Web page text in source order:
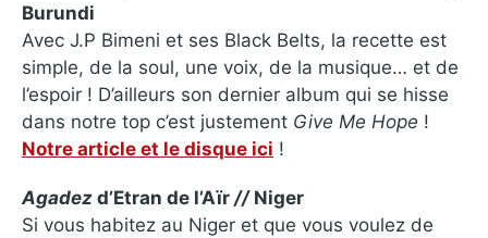
Burundi
Avec J.P Bimeni et ses Black Belts, la recette est
simple, de la soul, une voix, de la musique… et de
l’espoir ! D’ailleurs son dernier album qui se hisse
dans notre top c’est justement Give Me Hope !
Notre article et le disque ici !
Agadez d’Etran de l’Aïr // Niger
Si vous habitez au Niger et que vous voulez de